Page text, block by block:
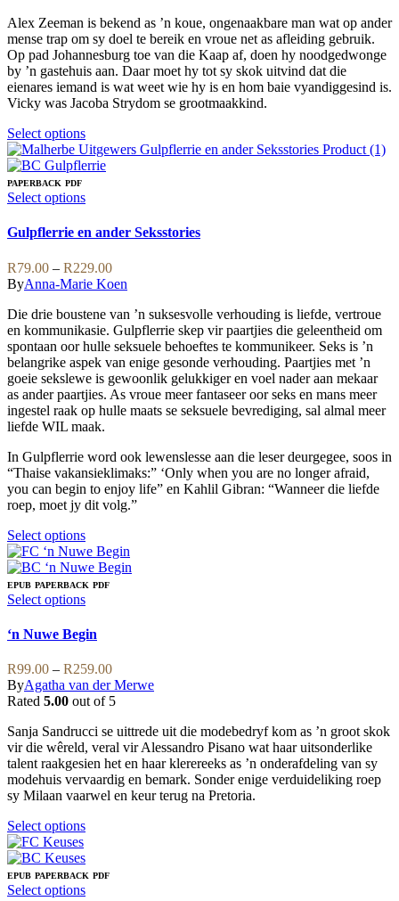
may
be
chosen
on
the
product
through
R229.00
Alex Zeeman is bekend as ’n koue, ongenaakbare man wat op ander
mense trap om sy doel te bereik en vroue net as afleiding gebruik.
Op pad Johannesburg toe van die Kaap af, doen hy noodgedwonge
by ’n gastehuis aan. Daar moet hy tot sy skok uitvind dat die
eienares iemand is wat weet wie hy is en hom baie vyandiggesind is.
Vicky was Jacoba Strydom se grootmaakkind.
Select optionsThis
product
has
variants.
options
be
chosen
on
the
product
page
PAPERBACK PDF
Select optionsThis
has
variants.
The
options
may
be
chosen
on
the
product
page
Gulpflerrie en ander Seksstories
R79.00 – R229.00Price
range:
through
R229.00
ByAnna-Marie Koen
Die drie boustene van ’n suksesvolle verhouding is liefde, vertroue
en kommunikasie. Gulpflerrie skep vir paartjies die geleentheid om
spontaan oor hulle seksuele behoeftes te kommunikeer. Seks is ’n
belangrike aspek van enige gesonde verhouding. Paartjies met ’n
goeie sekslewe is gewoonlik gelukkiger en voel nader aan mekaar
as ander paartjies. As vroue meer fantaseer oor seks en mans meer
ingestel raak op hulle maats se seksuele bevrediging, sal almal meer
liefde WIL maak.
In Gulpflerrie word ook lewenslesse aan die leser deurgegee, soos in
“Thaise vakansieklimaks:” ‘Only when you are no longer afraid,
you can begin to enjoy life” en Kahlil Gibran: “Wanneer die liefde
roep, moet jy dit volg.”
Select optionsThis
product
has
multiple
variants.
options
be
chosen
on
the
product
page
EPUB PAPERBACK PDF
Select optionsThis
has
variants.
The
options
may
be
chosen
on
the
product
‘n Nuwe Begin
R99.00 – R259.00Price
range:
R99.00
R259.00
ByAgatha van der Merwe
Rated 5.00 out of 5
Sanja Sandrucci se uittrede uit die modebedryf kom as ’n groot skok
vir die wêreld, veral vir Alessandro Pisano wat haar uitsonderlike
talent raakgesien het en haar klerereeks as ’n onderafdeling van sy
modehuis vervaardig en bemark. Sonder enige verduideliking roep
sy Milaan vaarwel en keur terug na Pretoria.
Select optionsThis
has
multiple
variants.
EPUB PAPERBACK PDF
Select optionsThis